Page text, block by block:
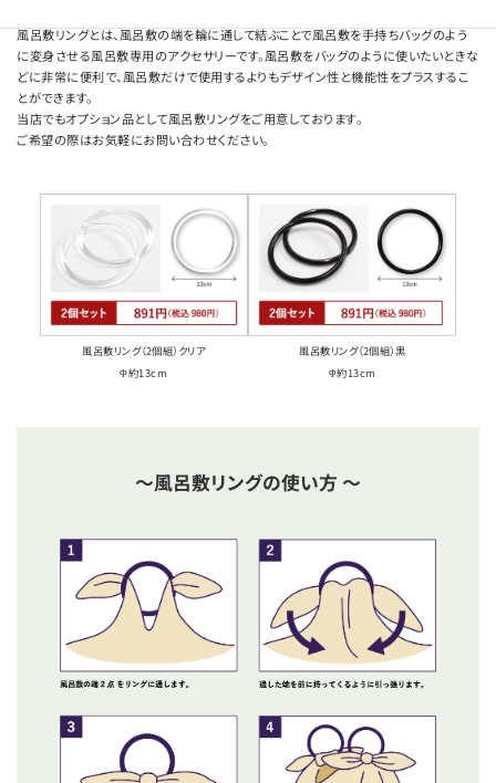
風呂敷リングとは、風呂敷の端を輪に通して結ぶことで風呂敷を手持ちバッグのよう
に変身させる風呂敷専用のアクセサリーです。風呂敷をバッグのように使いたいときな
どに非常に便利で、風呂敷だけで使用するよりもデザイン性と機能性をプラスするこ
とができます。
当店でもオプション品として風呂敷リングをご用意しております。
ご希望の際はお気軽にお問い合わせください。
風呂敷リング（2個組）クリア
Φ約13cm
風呂敷リング（2個組）黒
Φ約13cm
～風呂敷リングの使い方 ～